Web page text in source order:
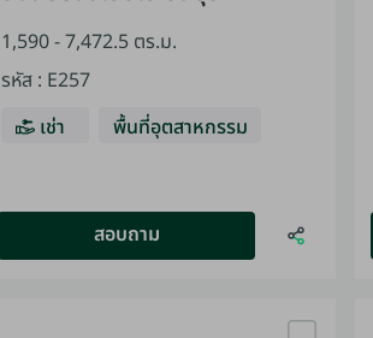
1,590 - 7,472.5 ตร.ม.
รหัส : E257
เช่า
พื้นที่อุตสาหกรรม
สอบถาม